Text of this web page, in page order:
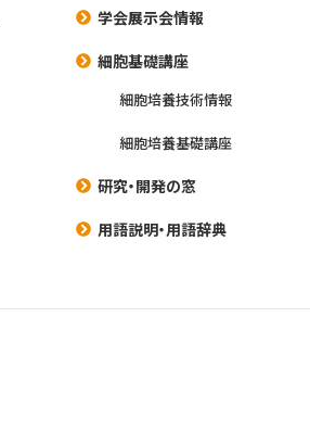
学会展示会情報
細胞基礎講座
細胞培養技術情報
細胞培養基礎講座
研究・開発の窓
用語説明・用語辞典